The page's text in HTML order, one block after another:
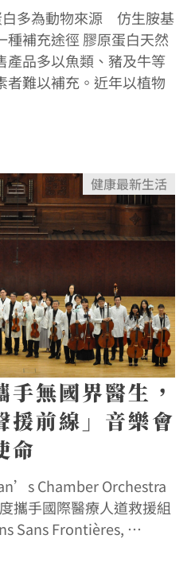
多為動物來源 仿生胺基
種補充途徑 膠原蛋白天然
產品多以魚類、豬及牛等
者難以補充。近年以植物
無國界醫生，
援前線」音樂會
命
Chamber Orchestra
攜手國際醫療人道救援組
Sans Frontières, …
健康最新生活